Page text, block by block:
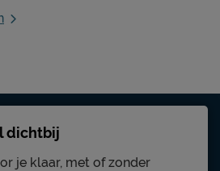
dichtbij
je klaar, met of zonder